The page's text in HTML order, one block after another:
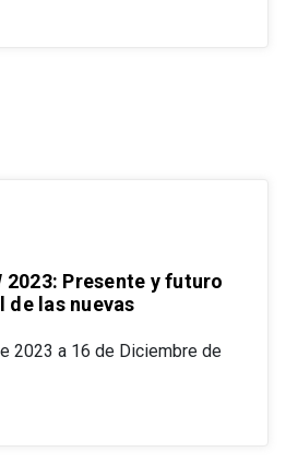
2023: Presente y futuro
de las nuevas
2023 a 16 de Diciembre de